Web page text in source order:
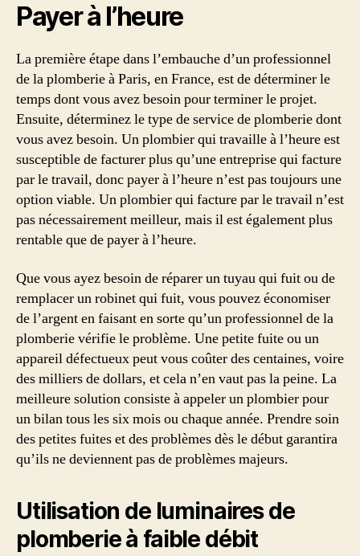
Payer à l’heure
La première étape dans l’embauche d’un professionnel
de la plomberie à Paris, en France, est de déterminer le
temps dont vous avez besoin pour terminer le projet.
Ensuite, déterminez le type de service de plomberie dont
vous avez besoin. Un plombier qui travaille à l’heure est
susceptible de facturer plus qu’une entreprise qui facture
par le travail, donc payer à l’heure n’est pas toujours une
option viable. Un plombier qui facture par le travail n’est
pas nécessairement meilleur, mais il est également plus
rentable que de payer à l’heure.
Que vous ayez besoin de réparer un tuyau qui fuit ou de
remplacer un robinet qui fuit, vous pouvez économiser
de l’argent en faisant en sorte qu’un professionnel de la
plomberie vérifie le problème. Une petite fuite ou un
appareil défectueux peut vous coûter des centaines, voire
des milliers de dollars, et cela n’en vaut pas la peine. La
meilleure solution consiste à appeler un plombier pour
un bilan tous les six mois ou chaque année. Prendre soin
des petites fuites et des problèmes dès le début garantira
qu’ils ne deviennent pas de problèmes majeurs.
Utilisation de luminaires de
plomberie à faible débit